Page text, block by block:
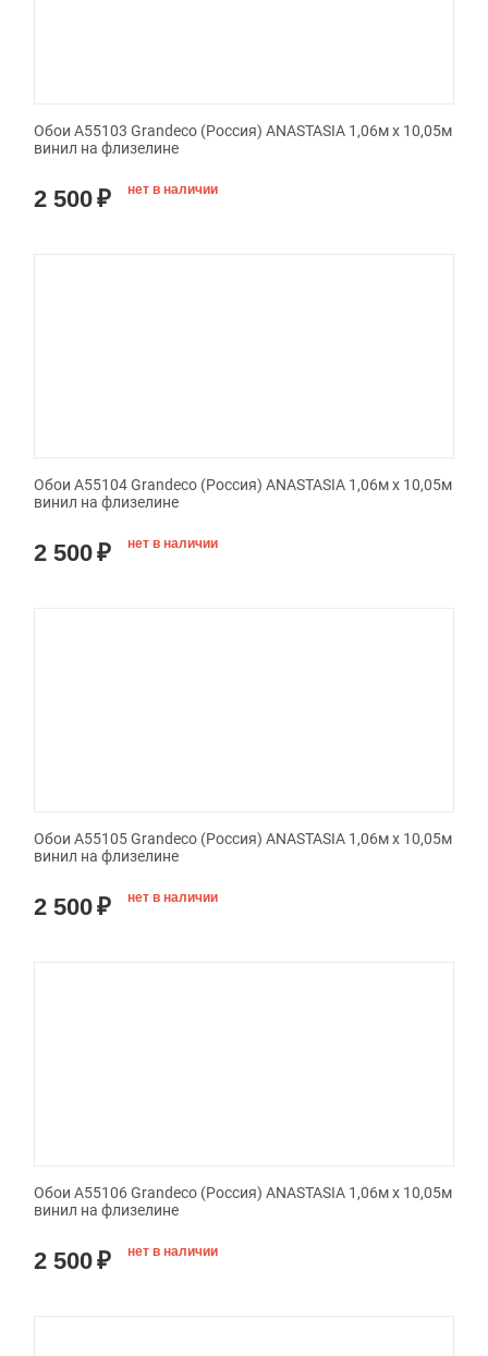
Обои A55103 Grandeco (Россия) ANASTASIA 1,06м х 10,05м
винил на флизелине
2 500₽ нет в наличии
Обои A55104 Grandeco (Россия) ANASTASIA 1,06м х 10,05м
винил на флизелине
2 500₽ нет в наличии
Обои A55105 Grandeco (Россия) ANASTASIA 1,06м х 10,05м
винил на флизелине
2 500₽ нет в наличии
Обои A55106 Grandeco (Россия) ANASTASIA 1,06м х 10,05м
винил на флизелине
2 500₽ нет в наличии